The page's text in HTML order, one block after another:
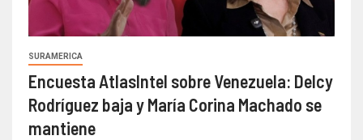
SURAMERICA
Encuesta AtlasIntel sobre Venezuela: Delcy
Rodríguez baja y María Corina Machado se
mantiene